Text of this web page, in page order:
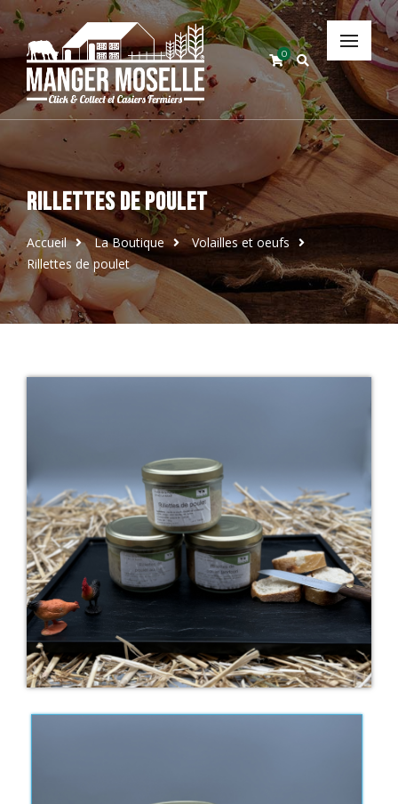
0
Rillettes de poulet
Accueil La Boutique
Volailles et oeufs
Rillettes de poulet